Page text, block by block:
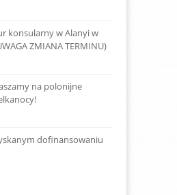
konsularny w Alanyi w
ZMIANA TERMINU)
na polonijne
dofinansowaniu